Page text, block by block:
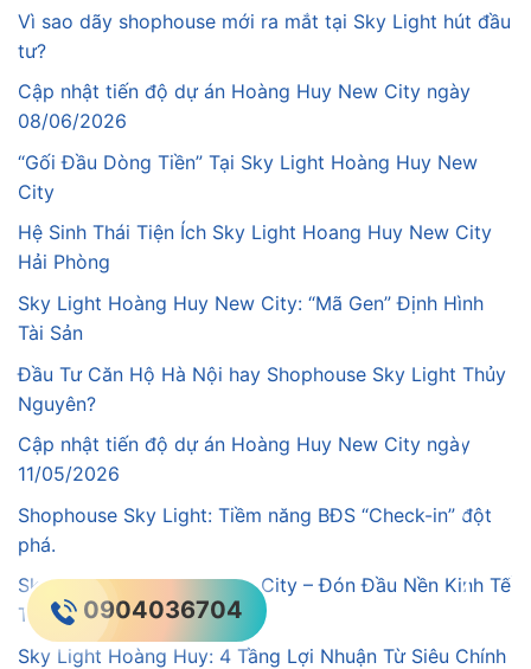
Vì sao dãy shophouse mới ra mắt tại Sky Light hút đầu
tư?
Cập nhật tiến độ dự án Hoàng Huy New City ngày
08/06/2026
“Gối Đầu Dòng Tiền” Tại Sky Light Hoàng Huy New
City
Hệ Sinh Thái Tiện Ích Sky Light Hoang Huy New City
Hải Phòng
Sky Light Hoàng Huy New City: “Mã Gen” Định Hình
Tài Sản
Đầu Tư Căn Hộ Hà Nội hay Shophouse Sky Light Thủy
Nguyên?
Cập nhật tiến độ dự án Hoàng Huy New City ngày
11/05/2026
Shophouse Sky Light: Tiềm năng BĐS “Check-in” đột
phá.
Sky Light Hoang Huy New City – Đón Đầu Nền Kinh Tế
Trải Nghiệm
Sky Light Hoàng Huy: 4 Tầng Lợi Nhuận Từ Siêu Chính
0904036704